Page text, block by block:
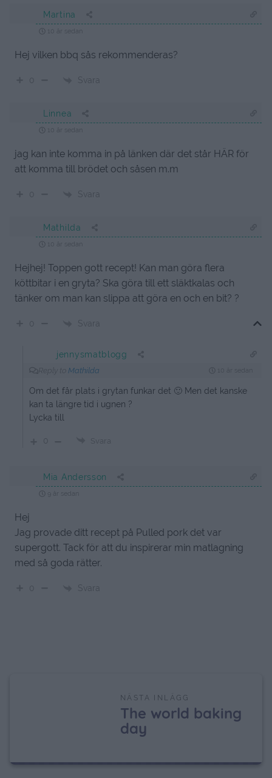
Martina
10 år sedan
Hej vilken bbq sås rekommenderas?
0 Svara
Linnea
10 år sedan
jag kan inte komma in på länken där det står HÄR för
att komma till brödet och såsen m.m
0 Svara
Mathilda
10 år sedan
Hejhej! Toppen gott recept! Kan man göra flera
köttbitar i en gryta? Ska göra till ett släktkalas och
tänker om man kan slippa att göra en och en bit? ?
0 Svara
jennysmatblogg
Mathilda
Om det får plats i grytan funkar det 🙂 Men det kanske
kan ta längre tid i ugnen ?
Lycka till
0 Svara
Mia Andersson
Hej
Jag provade ditt recept på Pulled pork det var
supergott. Tack för att du inspirerar min matlagning
med så goda rätter.
0 Svara
NÄSTA INLÄGG
The world baking
day